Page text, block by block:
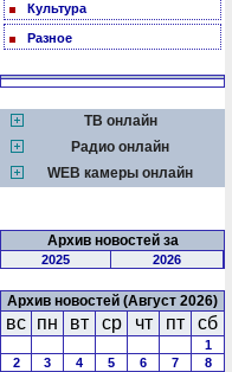
Культура
Разное
ТВ онлайн
Радио онлайн
WEB камеры онлайн
Архив новостей за
2025 2026
Архив новостей (Август 2026)
вс пн вт ср чт пт сб
1
2
3 4 5 6 7
8